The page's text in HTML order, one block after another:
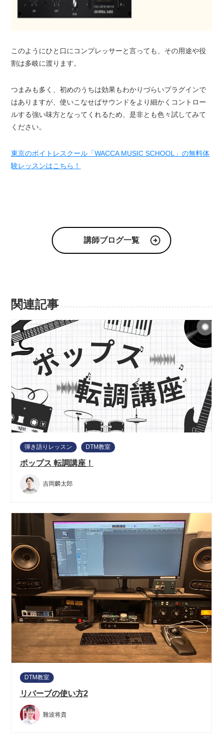
このようにひと口にコンプレッサーと言っても、その用途や役
割は多岐に渡ります。
つまみも多く、初めのうちは効果もわかりづらいプラグインで
はありますが、使いこなせばサウンドをより細かくコントロー
ルする強い味方となってくれるため、是非とも色々試してみて
ください。
東京のボイトレスクール「WACCA MUSIC SCHOOL」の無料体
験レッスンはこちら！
講師ブログ一覧
関連記事
弾き語りレッスン DTM教室
ポップス 転調講座！
吉岡麟太郎
DTM教室
リバーブの使い方2
難波将貴